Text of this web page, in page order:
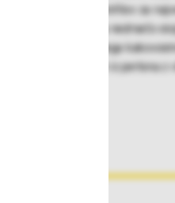
ekstrudiranih profilov za
plastične kapice za nedrsečo
pomočjo zelo čvrstega
z zelo čvrstim trakom iz perlona